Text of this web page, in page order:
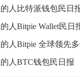
人比特派钱包民日
人Bitpie Wallet民日
人Bitpie 全球领先
人BTC钱包民日报